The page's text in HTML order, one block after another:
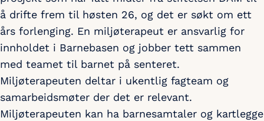
å drifte frem til høsten 26, og det er søkt om ett
års forlenging. En miljøterapeut er ansvarlig for
innholdet i Barnebasen og jobber tett sammen
med teamet til barnet på senteret.
Miljøterapeuten deltar i ukentlig fagteam og
samarbeidsmøter der det er relevant.
Miljøterapeuten kan ha barnesamtaler og kartlegge